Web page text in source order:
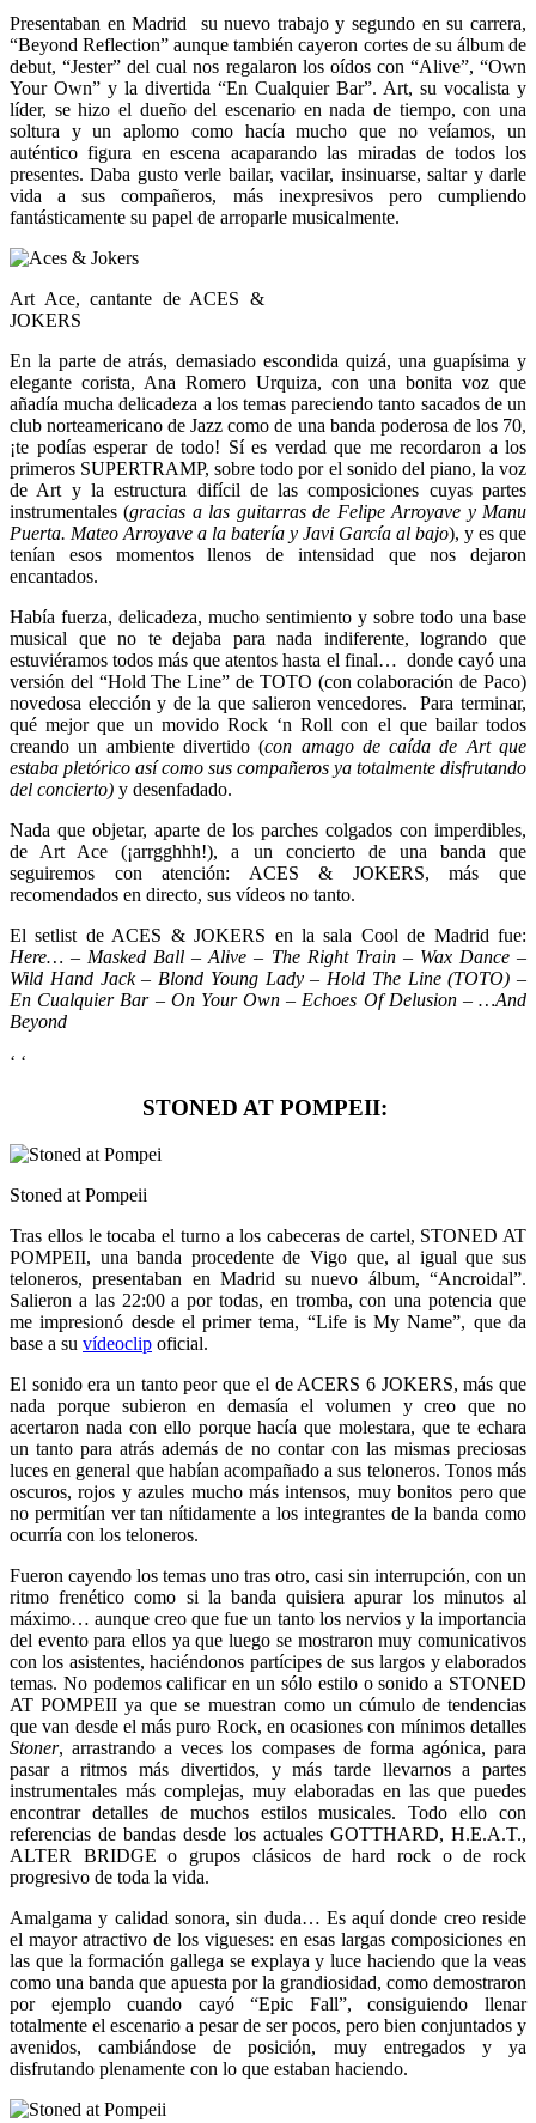
Presentaban en Madrid su nuevo trabajo y segundo en su carrera,
“Beyond Reflection” aunque también cayeron cortes de su álbum de
debut, “Jester” del cual nos regalaron los oídos con “Alive”, “Own
Your Own” y la divertida “En Cualquier Bar”. Art, su vocalista y
líder, se hizo el dueño del escenario en nada de tiempo, con una
soltura y un aplomo como hacía mucho que no veíamos, un
auténtico figura en escena acaparando las miradas de todos los
presentes. Daba gusto verle bailar, vacilar, insinuarse, saltar y darle
vida a sus compañeros, más inexpresivos pero cumpliendo
fantásticamente su papel de arroparle musicalmente.
Art Ace, cantante de ACES &
JOKERS
En la parte de atrás, demasiado escondida quizá, una guapísima y
elegante corista, Ana Romero Urquiza, con una bonita voz que
añadía mucha delicadeza a los temas pareciendo tanto sacados de un
club norteamericano de Jazz como de una banda poderosa de los 70,
¡te podías esperar de todo! Sí es verdad que me recordaron a los
primeros SUPERTRAMP, sobre todo por el sonido del piano, la voz
de Art y la estructura difícil de las composiciones cuyas partes
instrumentales (gracias a las guitarras de Felipe Arroyave y Manu
Puerta. Mateo Arroyave a la batería y Javi García al bajo), y es que
tenían esos momentos llenos de intensidad que nos dejaron
encantados.
Había fuerza, delicadeza, mucho sentimiento y sobre todo una base
musical que no te dejaba para nada indiferente, logrando que
estuviéramos todos más que atentos hasta el final… donde cayó una
versión del “Hold The Line” de TOTO (con colaboración de Paco)
novedosa elección y de la que salieron vencedores. Para terminar,
qué mejor que un movido Rock ‘n Roll con el que bailar todos
creando un ambiente divertido (con amago de caída de Art que
estaba pletórico así como sus compañeros ya totalmente disfrutando
del concierto) y desenfadado.
Nada que objetar, aparte de los parches colgados con imperdibles,
de Art Ace (¡arrgghhh!), a un concierto de una banda que
seguiremos con atención: ACES & JOKERS, más que
recomendados en directo, sus vídeos no tanto.
El setlist de ACES & JOKERS en la sala Cool de Madrid fue:
Here… – Masked Ball – Alive – The Right Train – Wax Dance –
Wild Hand Jack – Blond Young Lady – Hold The Line (TOTO) –
En Cualquier Bar – On Your Own – Echoes Of Delusion – …And
Beyond
‘ ‘
STONED AT POMPEII:
Stoned at Pompeii
Tras ellos le tocaba el turno a los cabeceras de cartel, STONED AT
POMPEII, una banda procedente de Vigo que, al igual que sus
teloneros, presentaban en Madrid su nuevo álbum, “Ancroidal”.
Salieron a las 22:00 a por todas, en tromba, con una potencia que
me impresionó desde el primer tema, “Life is My Name”, que da
base a su vídeoclip oficial.
El sonido era un tanto peor que el de ACERS 6 JOKERS, más que
nada porque subieron en demasía el volumen y creo que no
acertaron nada con ello porque hacía que molestara, que te echara
un tanto para atrás además de no contar con las mismas preciosas
luces en general que habían acompañado a sus teloneros. Tonos más
oscuros, rojos y azules mucho más intensos, muy bonitos pero que
no permitían ver tan nítidamente a los integrantes de la banda como
ocurría con los teloneros.
Fueron cayendo los temas uno tras otro, casi sin interrupción, con un
ritmo frenético como si la banda quisiera apurar los minutos al
máximo… aunque creo que fue un tanto los nervios y la importancia
del evento para ellos ya que luego se mostraron muy comunicativos
con los asistentes, haciéndonos partícipes de sus largos y elaborados
temas. No podemos calificar en un sólo estilo o sonido a STONED
AT POMPEII ya que se muestran como un cúmulo de tendencias
que van desde el más puro Rock, en ocasiones con mínimos detalles
Stoner, arrastrando a veces los compases de forma agónica, para
pasar a ritmos más divertidos, y más tarde llevarnos a partes
instrumentales más complejas, muy elaboradas en las que puedes
encontrar detalles de muchos estilos musicales. Todo ello con
referencias de bandas desde los actuales GOTTHARD, H.E.A.T.,
ALTER BRIDGE o grupos clásicos de hard rock o de rock
progresivo de toda la vida.
Amalgama y calidad sonora, sin duda… Es aquí donde creo reside
el mayor atractivo de los vigueses: en esas largas composiciones en
las que la formación gallega se explaya y luce haciendo que la veas
como una banda que apuesta por la grandiosidad, como demostraron
por ejemplo cuando cayó “Epic Fall”, consiguiendo llenar
totalmente el escenario a pesar de ser pocos, pero bien conjuntados y
avenidos, cambiándose de posición, muy entregados y ya
disfrutando plenamente con lo que estaban haciendo.